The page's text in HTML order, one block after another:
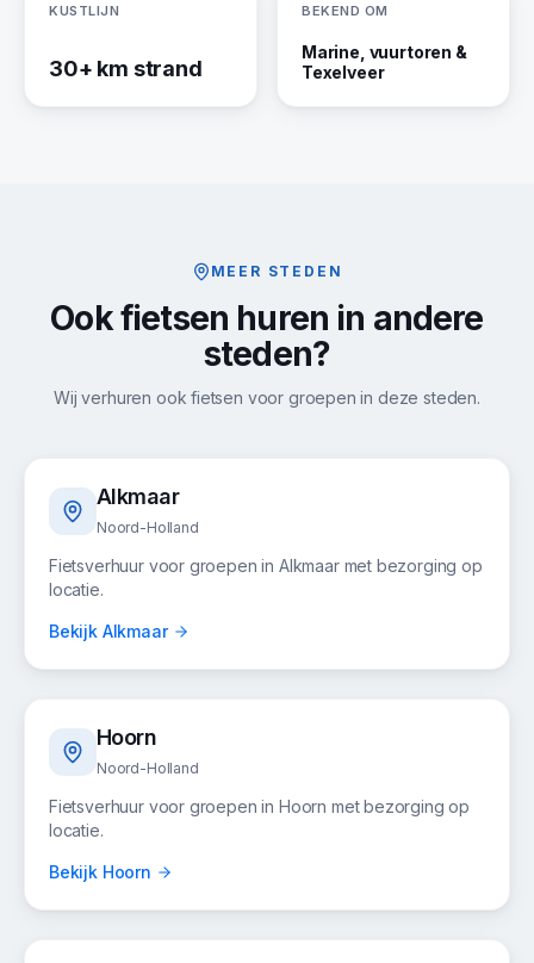
KUSTLIJN
30+ km strand
BEKEND OM
Marine, vuurtoren &
Texelveer
MEER STEDEN
Ook fietsen huren in andere
steden?
Wij verhuren ook fietsen voor groepen in deze steden.
Alkmaar
Noord-Holland
Fietsverhuur voor groepen in Alkmaarmet bezorging op
locatie.
Bekijk Alkmaar
Hoorn
Noord-Holland
Fietsverhuur voor groepen in Hoorn met bezorging op
locatie.
Bekijk Hoorn